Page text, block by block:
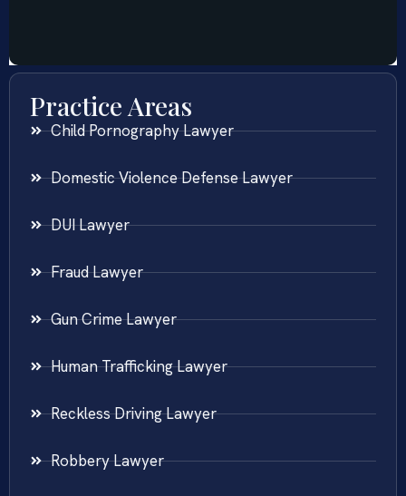
Practice Areas
Child Pornography Lawyer
Domestic Violence Defense Lawyer
DUI Lawyer
Fraud Lawyer
Gun Crime Lawyer
Human Trafficking Lawyer
Reckless Driving Lawyer
Robbery Lawyer